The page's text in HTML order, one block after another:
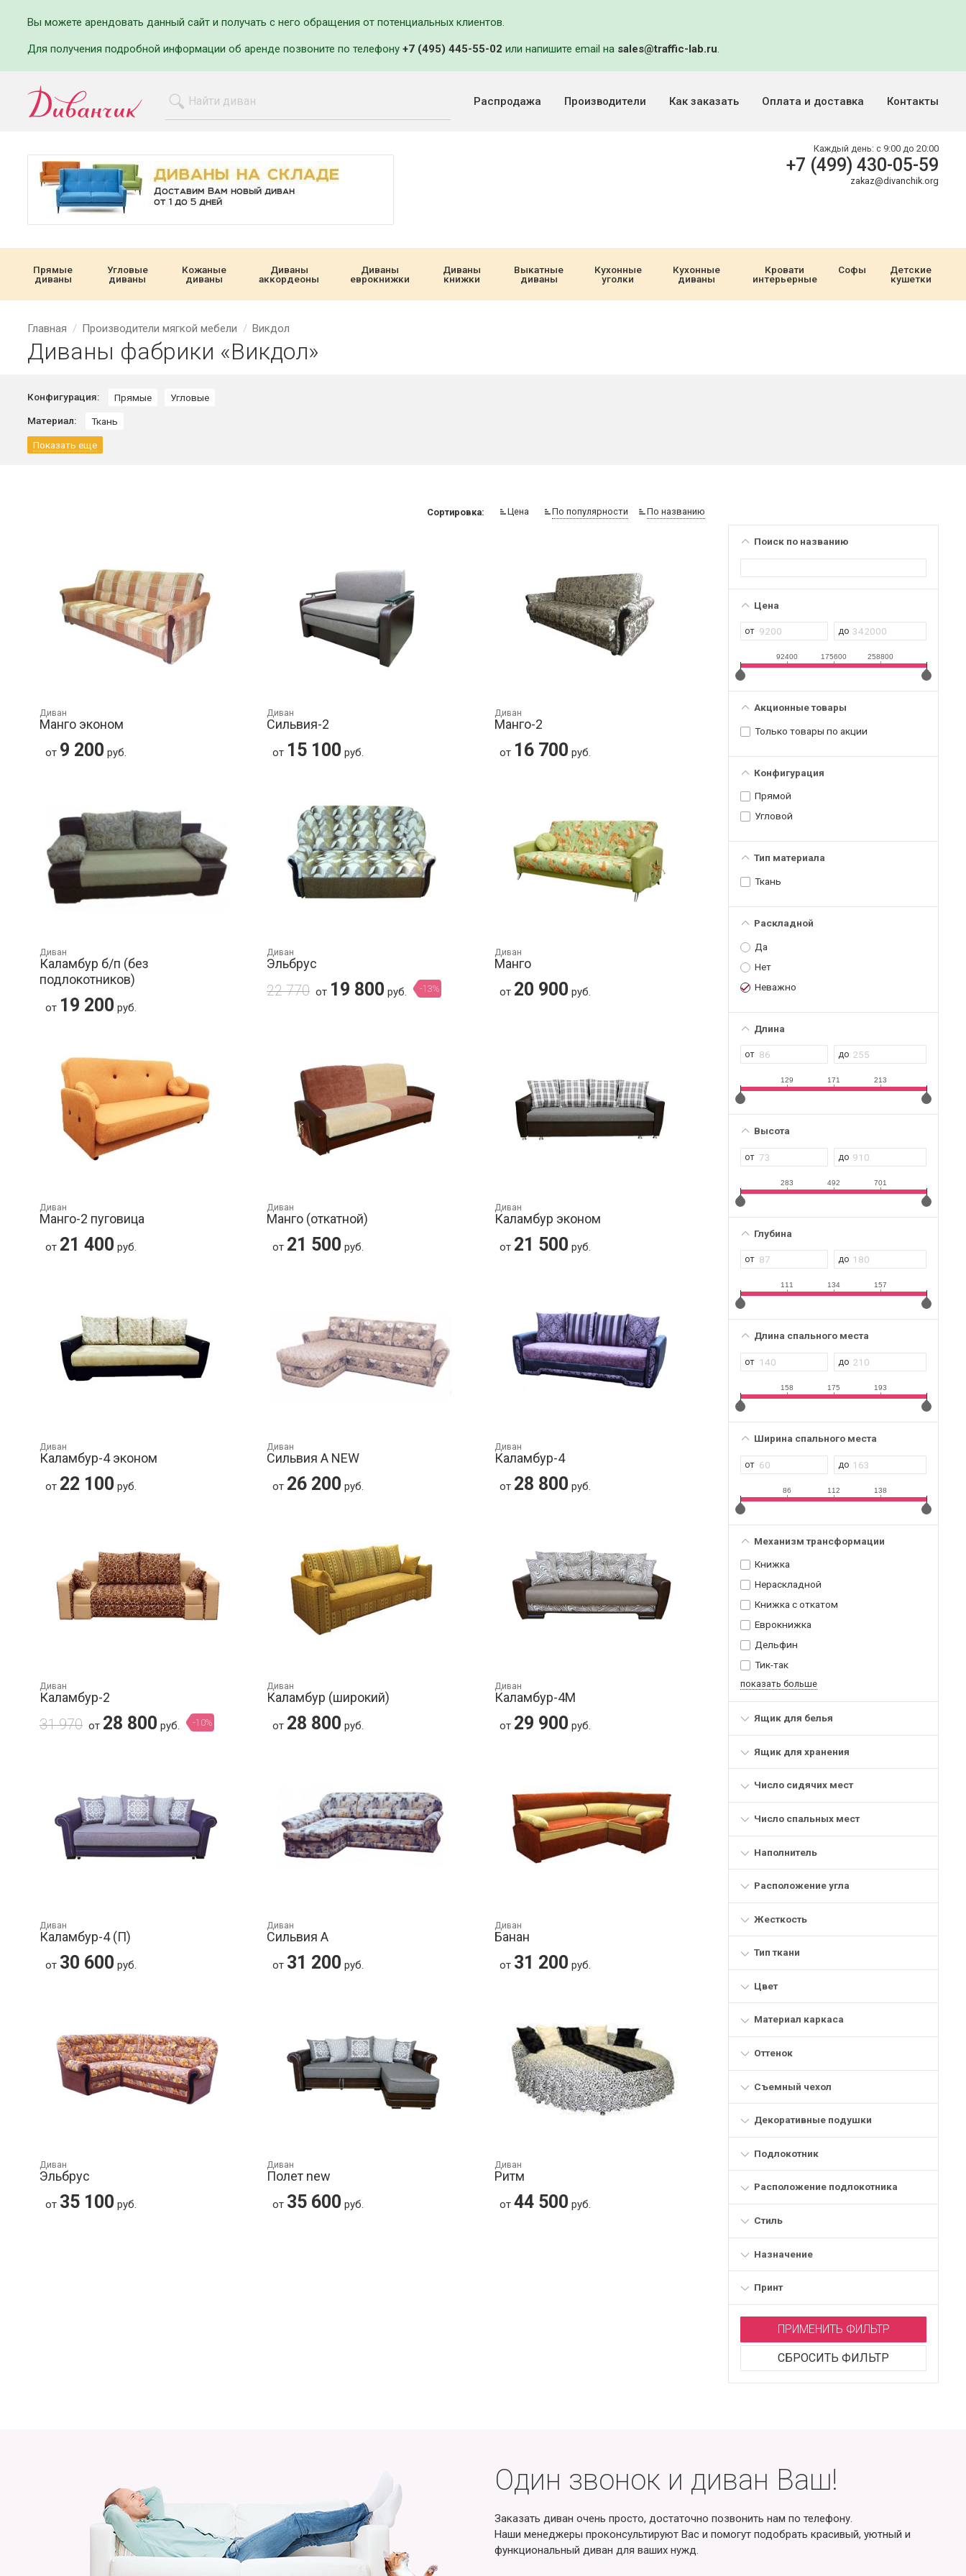
Вы можете арендовать данный сайт и получать с него обращения от потенциальных клиентов.
Для получения подробной информации об аренде позвоните по телефону +7 (495) 445-55-02 или напишите email на sales@traffic-lab.ru.
Распродажа Производители Как заказать Оплата и доставка Контакты
Каждый день: с 9:00 до 20:00
+7 (499) 430-05-59
zakaz@divanchik.org
Прямые
диваны
Угловые
диваны
Кожаные
диваны
Диваны
аккордеоны
Диваны
еврокнижки
Диваны
книжки
Выкатные
диваны
Кухонные
уголки
Кухонные
диваны
Кровати
интерьерные
Софы
Детские
кушетки
Главная Производители мягкой мебели Викдол
Диваны фабрики «Викдол»
Конфигурация: Прямые
Угловые
Материал:
Ткань
Показать еще
Поиск по названию
Цена
92400 175600 258800
Акционные товары
Только товары по акции
Конфигурация
Прямой
Угловой
Тип материала
Ткань
Раскладной
Да
Нет
Неважно
Длина
129 171 213
Высота
283 492 701
Глубина
111 134 157
Длина спального места
158 175 193
Ширина спального места
86 112 138
Механизм трансформации
Книжка
Нераскладной
Книжка с откатом
Еврокнижка
Дельфин
Тик-так
показать больше
Ящик для белья
Ящик для хранения
Число сидячих мест
Число спальных мест
Наполнитель
Расположение угла
Жесткость
Тип ткани
Цвет
Материал каркаса
Оттенок
Съемный чехол
Декоративные подушки
Подлокотник
Расположение подлокотника
Стиль
Назначение
Принт
ПРИМЕНИТЬ ФИЛЬТР
СБРОСИТЬ ФИЛЬТР
Сортировка: Цена По популярности По названию
Диван
Манго эконом
от 9 200 руб.
Диван
Сильвия-2
от 15 100 руб.
Диван
Манго-2
от 16 700 руб.
Диван
Каламбур б/п (без
подлокотников)
от 19 200 руб.
Диван
Эльбрус
22 770 от 19 800 руб. -13%
Диван
Манго
от 20 900 руб.
Диван
Манго-2 пуговица
от 21 400 руб.
Диван
Манго (откатной)
от 21 500 руб.
Диван
Каламбур эконом
от 21 500 руб.
Диван
Каламбур-4 эконом
от 22 100 руб.
Диван
Сильвия А NEW
от 26 200 руб.
Диван
Каламбур-4
от 28 800 руб.
Диван
Каламбур-2
31 970 от 28 800 руб. -10%
Диван
Каламбур (широкий)
от 28 800 руб.
Диван
Каламбур-4М
от 29 900 руб.
Диван
Каламбур-4 (П)
от 30 600 руб.
Диван
Сильвия А
от 31 200 руб.
Диван
Банан
от 31 200 руб.
Диван
Эльбрус
от 35 100 руб.
Диван
Полет new
от 35 600 руб.
Диван
Ритм
от44 500 руб.
Один звонок и диван Ваш!
Заказать диван очень просто, достаточно позвонить нам по телефону.
Наши менеджеры проконсультируют Вас и помогут подобрать красивый, уютный и
функциональный диван для ваших нужд.